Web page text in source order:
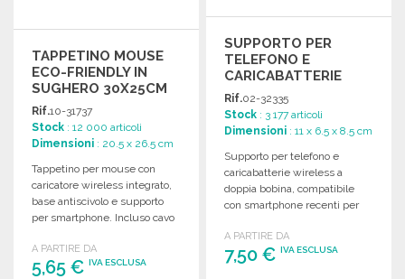
TAPPETINO MOUSE
ECO-FRIENDLY IN
SUGHERO 30X25CM
Rif.10-31737
Stock : 12 000 articoli
Dimensioni : 20.5 x 26.5 cm
Tappetino per mouse con
caricatore wireless integrato,
base antiscivolo e supporto
per smartphone. Incluso cavo
A PARTIRE DA
5,65 € IVA ESCLUSA
SUPPORTO PER
TELEFONO E
CARICABATTERIE
WIRELESS 10W A
PREZZI
ALL'INGROSSO
Rif.02-32335
Stock : 3 177 articoli
Dimensioni : 11 x 6.5 x 8.5 cm
Supporto per telefono e
caricabatterie wireless a
doppia bobina, compatibile
con smartphone recenti per
A PARTIRE DA
7,50 €IVA ESCLUSA